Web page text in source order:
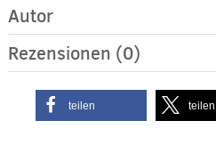
Autor
Rezensionen (0)
teilen teilen